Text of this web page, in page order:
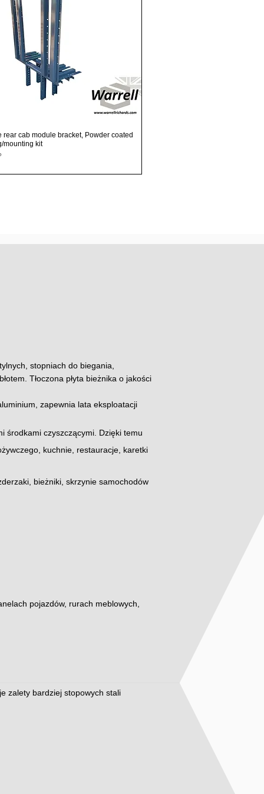
Podgląd
rear cab module bracket, Powder coated
mounting kit
stopniach do biegania,
Tłoczona płyta bieżnika o jakości
zapewnia lata eksploatacji
środkami czyszczącymi. Dzięki temu
kuchnie, restauracje, karetki
bieżniki, skrzynie samochodów
pojazdów, rurach meblowych,
zalety bardziej stopowych stali